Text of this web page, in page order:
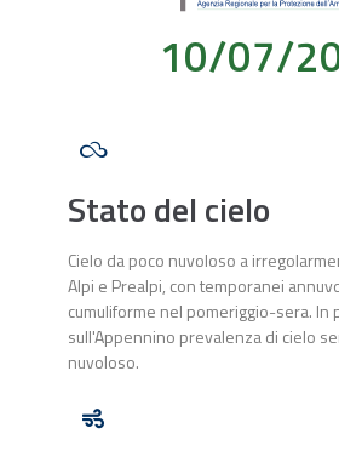
10/07/
Stato del cielo
Cielo da poco nuvoloso a
Alpi e Prealpi, con temporanei
cumuliforme nel pomeriggio-sera. In
sull'Appennino prevalenza di cielo
nuvoloso.